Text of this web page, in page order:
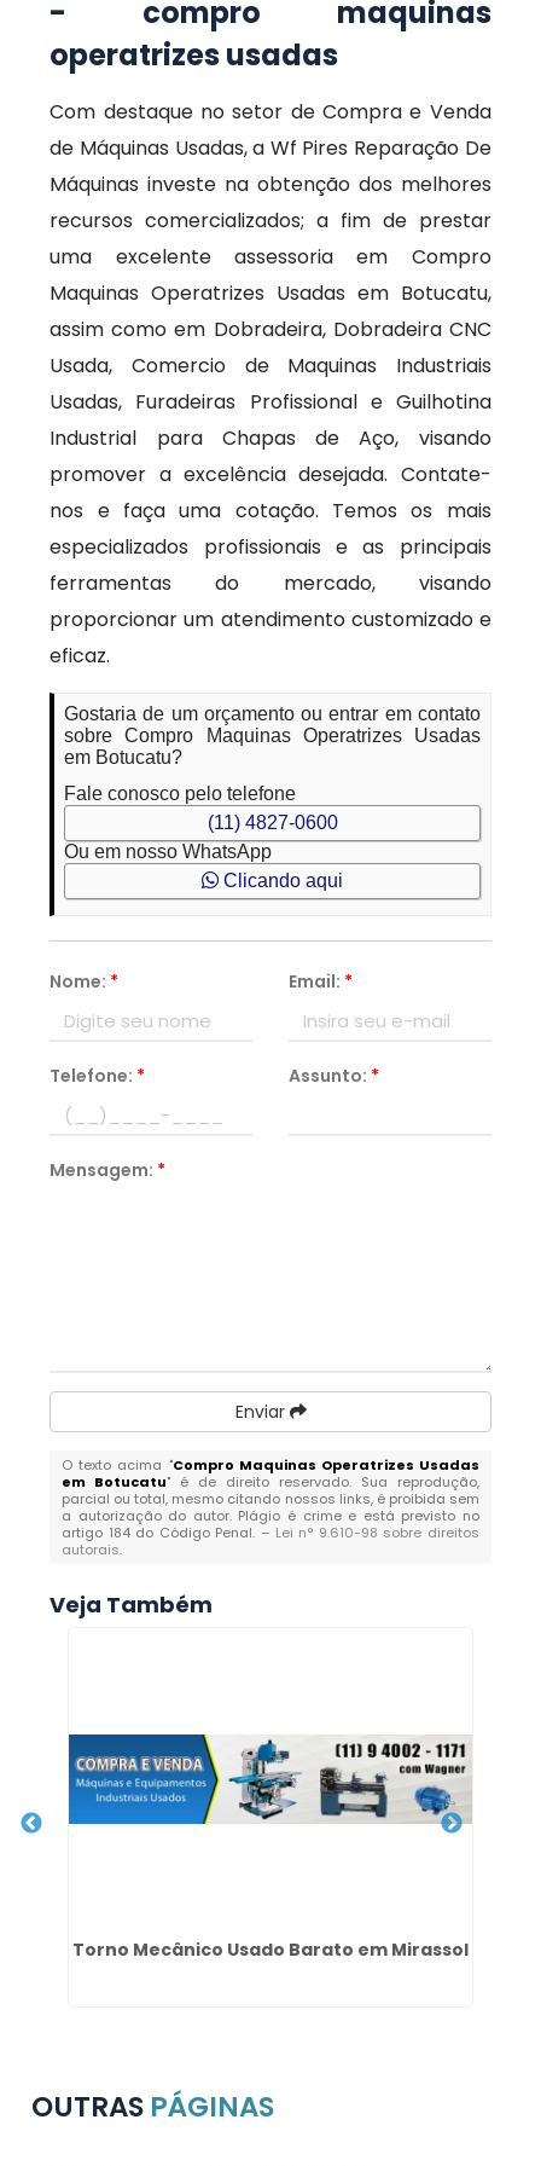
- compro maquinas
operatrizes usadas
Com destaque no setor de Compra e Venda
de Máquinas Usadas, a Wf Pires Reparação De
Máquinas investe na obtenção dos melhores
recursos comercializados; a fim de prestar
uma excelente assessoria em Compro
Maquinas Operatrizes Usadas em Botucatu,
assim como em Dobradeira, Dobradeira CNC
Usada, Comercio de Maquinas Industriais
Usadas, Furadeiras Profissional e Guilhotina
Industrial para Chapas de Aço, visando
promover a excelência desejada. Contate-
nos e faça uma cotação. Temos os mais
especializados profissionais e as principais
ferramentas do mercado, visando
proporcionar um atendimento customizado e
eficaz.
Gostaria de um orçamento ou entrar em contato
sobre Compro Maquinas Operatrizes Usadas
em Botucatu?
Fale conosco pelo telefone
(11) 4827-0600
Ou em nosso WhatsApp
Clicando aqui
Nome: * Email: *
Telefone: * Assunto: *
Mensagem: *
Enviar
O texto acima "Compro Maquinas Operatrizes Usadas
em Botucatu" é de direito reservado. Sua reprodução,
parcial ou total, mesmo citando nossos links, é proibida sem
a autorização do autor. Plágio é crime e está previsto no
artigo 184 do Código Penal. – Lei n° 9.610-98 sobre direitos
autorais.
Veja Também
Torno Mecânico Usado Barato em Mirassol
OUTRAS PÁGINAS